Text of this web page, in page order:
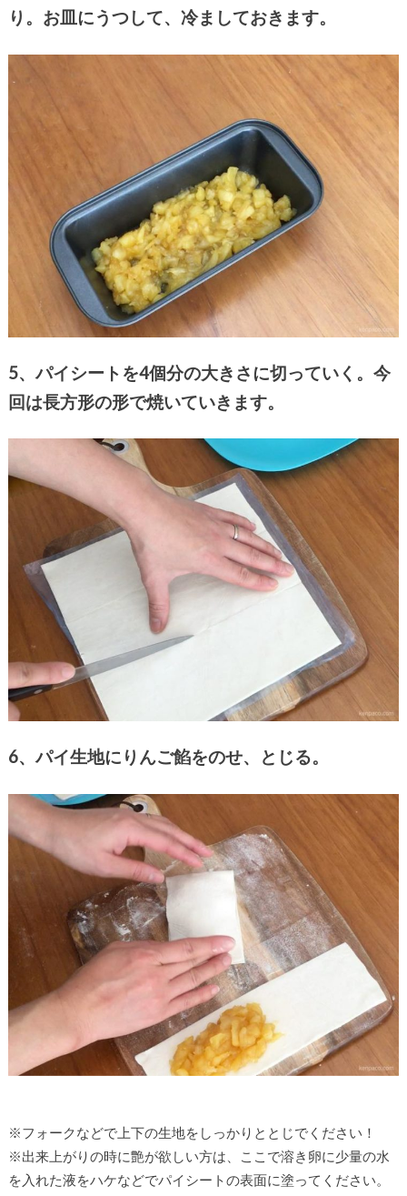
り。お皿にうつして、冷ましておきます。
5、パイシートを4個分の大きさに切っていく。今
回は長方形の形で焼いていきます。
6、パイ生地にりんご餡をのせ、とじる。
※フォークなどで上下の生地をしっかりととじでください！
※出来上がりの時に艶が欲しい方は、ここで溶き卵に少量の水
を入れた液をハケなどでパイシートの表面に塗ってください。